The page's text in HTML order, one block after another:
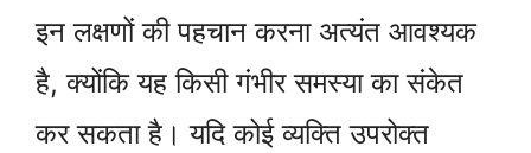
इन लक्षणों की पहचान करना अत्यंत आवश्यक
है, क्योंकि यह किसी गंभीर समस्या का संकेत
कर सकता है। यदि कोई व्यक्ति उपरोक्त